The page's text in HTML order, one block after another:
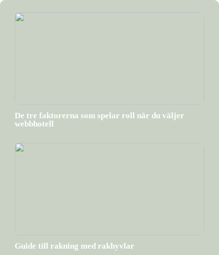
De tre faktorerna som spelar roll när du väljer
webbhotell
Guide till rakning med rakhyvlar